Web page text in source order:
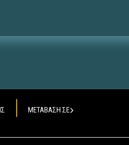
ΜΕΤΑΒΑΣΗ ΣΕ